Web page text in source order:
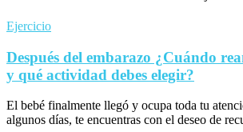
Ejercicio
Después del embarazo ¿Cuándo
y qué actividad debes elegir?
El bebé finalmente llegó y ocupa toda tu
algunos días, te encuentras con el deseo de